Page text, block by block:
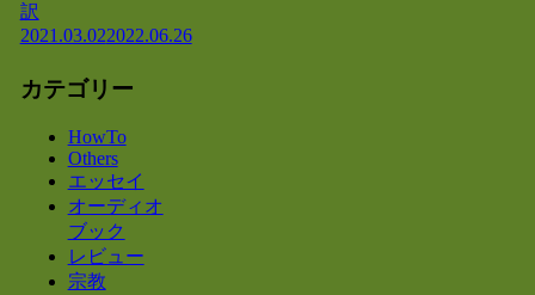
訳
2021.03.022022.06.26
カテゴリー
HowTo
Others
エッセイ
オーディオ
ブック
レビュー
宗教